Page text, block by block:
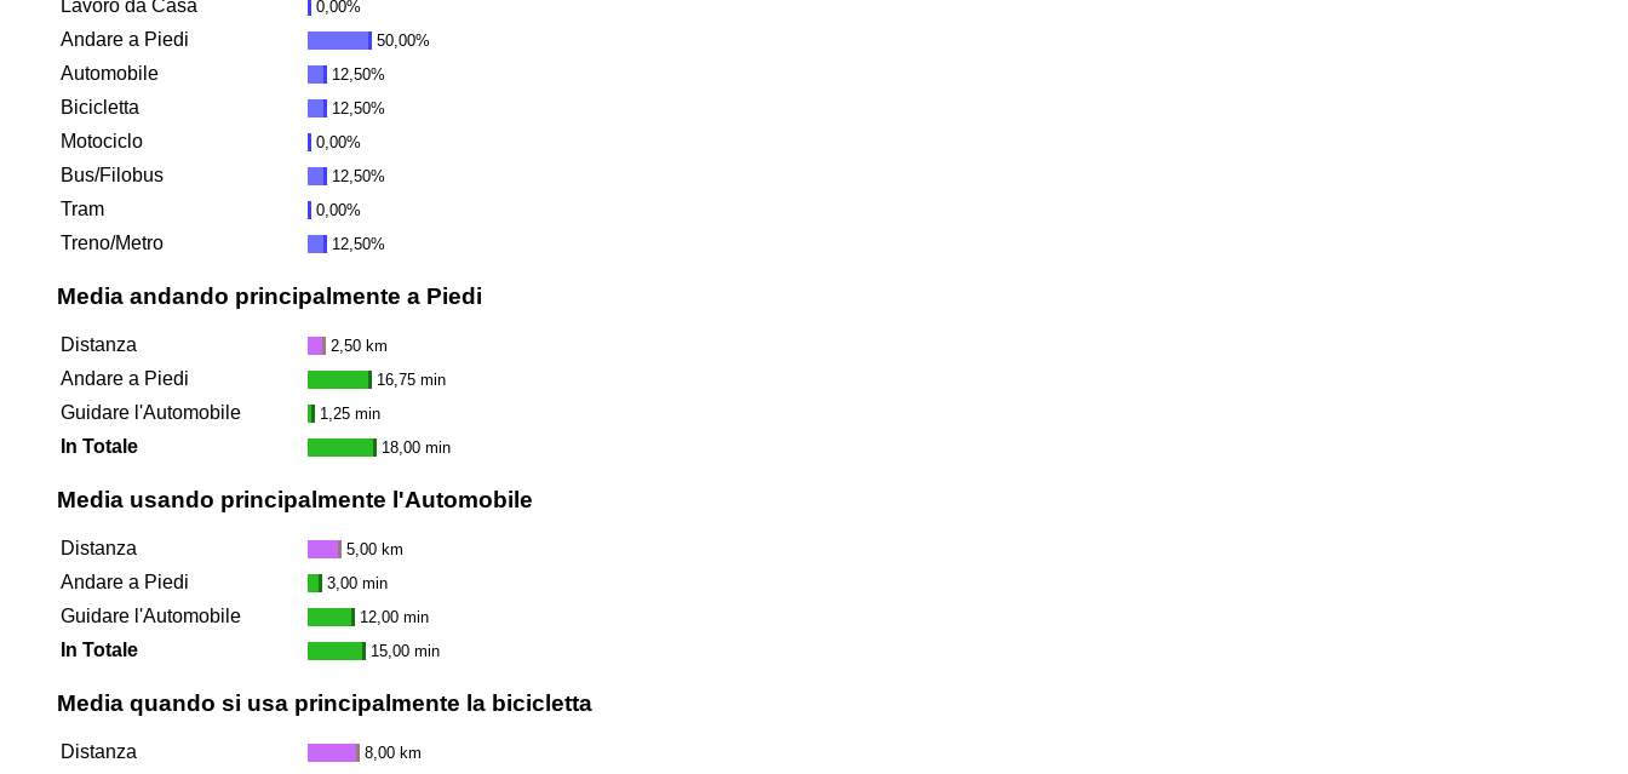
Lavoro da Casa 0,00%
Andare a Piedi 50,00%
Automobile 12,50%
Bicicletta 12,50%
Motociclo 0,00%
Bus/Filobus 12,50%
Tram 0,00%
Treno/Metro 12,50%
Media andando principalmente a Piedi
Distanza 2,50 km
Andare a Piedi 16,75 min
Guidare l'Automobile 1,25 min
In Totale 18,00 min
Media usando principalmente l'Automobile
Distanza 5,00 km
Andare a Piedi 3,00 min
Guidare l'Automobile 12,00 min
In Totale 15,00 min
Media quando si usa principalmente la bicicletta
Distanza 8,00 km